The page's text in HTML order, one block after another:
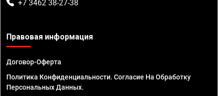
+7 3462 38-27-38
Правовая информация
Договор-Оферта
Политика Конфиденциальности. Согласие На Обработку
Персональных Данных.